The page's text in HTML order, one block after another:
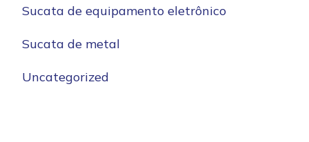
Sucata de equipamento eletrônico
Sucata de metal
Uncategorized